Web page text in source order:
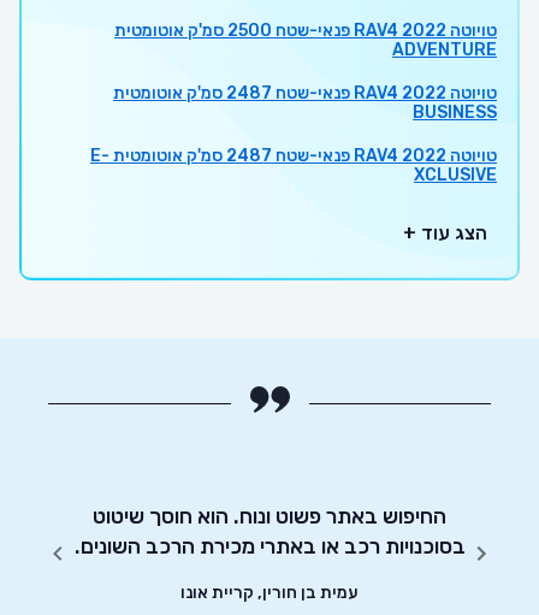
טויוטה RAV4 2022 פנאי-שטח 2500 סמ'ק אוטומטית
ADVENTURE
טויוטה RAV4 2022 פנאי-שטח 2487 סמ'ק אוטומטית
BUSINESS
טויוטה RAV4 2022 פנאי-שטח 2487 סמ'ק אוטומטית E-
XCLUSIVE
הצג עוד +
החיפוש באתר פשוט ונוח. הוא חוסך שיטוט
בסוכנויות רכב או באתרי מכירת הרכב השונים.
עמית בן חורין, קריית אונו